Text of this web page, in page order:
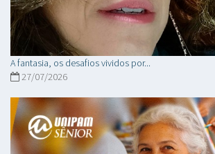
A fantasia, os desafios vividos por...
27/07/2026